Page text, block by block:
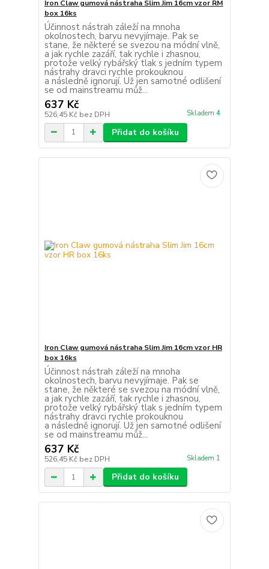
Iron Claw gumová nástraha Slim Jim 16cm vzor RM
box 16ks
Účinnost nástrah záleží na mnoha
okolnostech, barvu nevyjímaje. Pak se
stane, že některé se svezou na módní vlně,
a jak rychle zazáří, tak rychle i zhasnou,
protože velký rybářský tlak s jedním typem
nástrahy dravci rychle prokouknou
a následně ignorují. Už jen samotné odlišení
se od mainstreamu můž...
637 Kč
526,45 Kč bez DPH Skladem 4
Přidat do košíku
Iron Claw gumová nástraha Slim Jim 16cm vzor HR
box 16ks
Účinnost nástrah záleží na mnoha
okolnostech, barvu nevyjímaje. Pak se
stane, že některé se svezou na módní vlně,
a jak rychle zazáří, tak rychle i zhasnou,
protože velký rybářský tlak s jedním typem
nástrahy dravci rychle prokouknou
a následně ignorují. Už jen samotné odlišení
se od mainstreamu můž...
637 Kč
526,45 Kč bez DPH Skladem 1
Přidat do košíku